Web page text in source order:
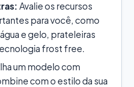
Avalie os recursos
para você, como
e gelo, prateleiras
frost free.
um modelo com
com o estilo da sua